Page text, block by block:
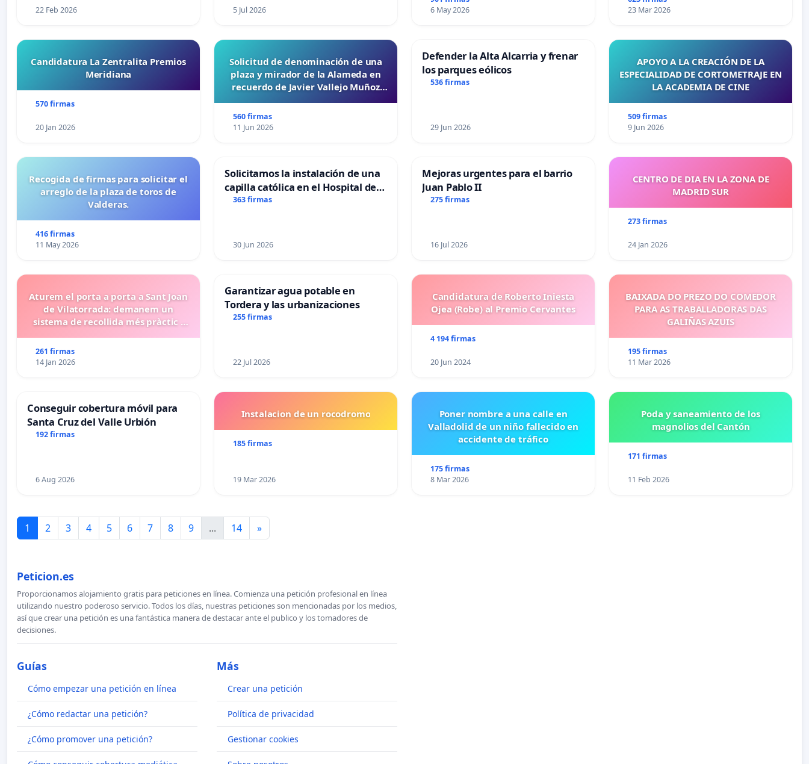
22 Feb 2026 5 Jul 2026
6 May 2026
23 Mar 2026
Candidatura La Zentralita Premios
Meridiana
570 firmas
20 Jan 2026
Solicitud de denominación de una
plaza y mirador de la Alameda en
recuerdo de Javier Vallejo Muñoz
560 firmas
11 Jun 2026
Defender la Alta Alcarria y frenar
los parques eólicos
536 firmas
29 Jun 2026
APOYO A LA CREACIÓN DE LA
ESPECIALIDAD DE CORTOMETRAJE EN
LA ACADEMIA DE CINE
509 firmas
9 Jun 2026
Recogida de firmas para solicitar el
arreglo de la plaza de toros de
Valderas.
416 firmas
11 May 2026
Solicitamos la instalación de una
capilla católica en el Hospital de
Alcañiz
363 firmas
30 Jun 2026
Mejoras urgentes para el barrio
Juan Pablo II
275 firmas
16 Jul 2026
CENTRO DE DIA EN LA ZONA DE
MADRID SUR
273 firmas
24 Jan 2026
Aturem el porta a porta a Sant Joan
de Vilatorrada: demanem un
sistema de recollida més pràctic i
261 firmas
14 Jan 2026
Garantizar agua potable en
Tordera y las urbanizaciones
255 firmas
22 Jul 2026
Candidatura de Roberto Iniesta
Ojea (Robe) al Premio Cervantes
4 194 firmas
20 Jun 2024
BAIXADA DO PREZO DO COMEDOR
PARA AS TRABALLADORAS DAS
GALIÑAS AZUIS
195 firmas
11 Mar 2026
Conseguir cobertura móvil para
Santa Cruz del Valle Urbión
192 firmas
6 Aug 2026
Instalacion de un rocodromo
185 firmas
19 Mar 2026
Poner nombre a una calle en
Valladolid de un niño fallecido en
accidente de tráfico
175 firmas
8 Mar 2026
Poda y saneamiento de los
magnolios del Cantón
171 firmas
11 Feb 2026
1 2 3 4 5 6 7 8 9 ... 14 »
Peticion.es
Proporcionamos alojamiento gratis para peticiones en línea. Comienza una petición profesional en línea
utilizando nuestro poderoso servicio. Todos los días, nuestras peticiones son mencionadas por los medios,
así que crear una petición es una fantástica manera de destacar ante el publico y los tomadores de
decisiones.
Guías
Cómo empezar una petición en línea
¿Cómo redactar una petición?
¿Cómo promover una petición?
Más
Crear una petición
Política de privacidad
Gestionar cookies